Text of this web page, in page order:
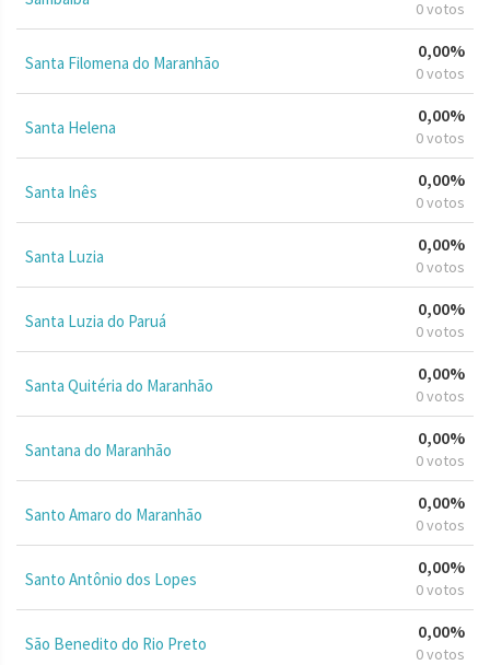
0 votos
Santa Filomena do Maranhão
0,00%
0 votos
Santa Helena
0,00%
0 votos
Santa Inês
0,00%
0 votos
Santa Luzia
0,00%
0 votos
Santa Luzia do Paruá
0,00%
0 votos
Santa Quitéria do Maranhão
0,00%
0 votos
Santana do Maranhão
0,00%
0 votos
Santo Amaro do Maranhão
0,00%
0 votos
Santo Antônio dos Lopes
0,00%
0 votos
São Benedito do Rio Preto
0,00%
0 votos